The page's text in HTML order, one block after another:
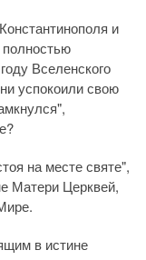
и
Вселенского
успокоили свою
на месте святе",
Матери Церквей,
в истине